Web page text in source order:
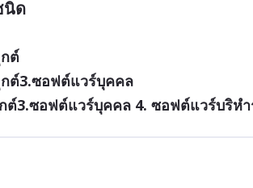
ต์
ต์3.ซอฟต์แวร์บุคคล
ต์3.ซอฟต์แวร์บุคคล 4. ซอฟต์แวร์บริห